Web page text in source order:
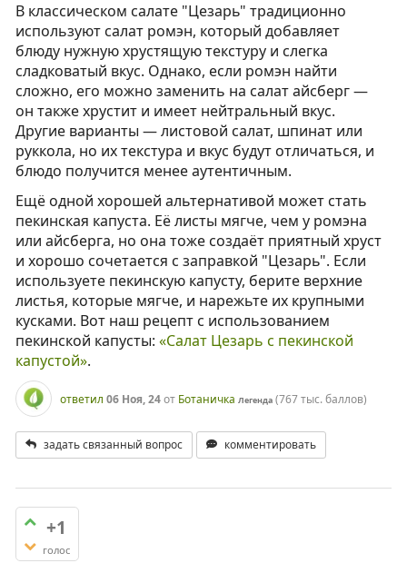
В классическом салате "Цезарь" традиционно
используют салат ромэн, который добавляет
блюду нужную хрустящую текстуру и слегка
сладковатый вкус. Однако, если ромэн найти
сложно, его можно заменить на салат айсберг —
он также хрустит и имеет нейтральный вкус.
Другие варианты — листовой салат, шпинат или
руккола, но их текстура и вкус будут отличаться, и
блюдо получится менее аутентичным.
Ещё одной хорошей альтернативой может стать
пекинская капуста. Её листы мягче, чем у ромэна
или айсберга, но она тоже создаёт приятный хруст
и хорошо сочетается с заправкой "Цезарь". Если
используете пекинскую капусту, берите верхние
листья, которые мягче, и нарежьте их крупными
кусками. Вот наш рецепт с использованием
пекинской капусты: «Салат Цезарь с пекинской
капустой».
ответил 06 Ноя, 24от Ботаничка Легенда (767 тыс.баллов)
задать связанный вопрос комментировать
+1
голос